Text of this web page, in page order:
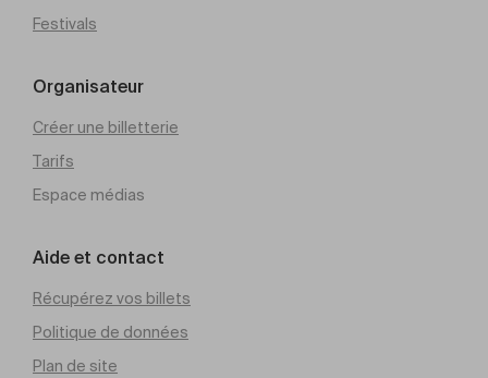
Festivals
Organisateur
Créer une billetterie
Tarifs
Espace médias
Aide et contact
Récupérez vos billets
Politique de données
Plan de site